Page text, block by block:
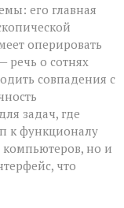
его главная
оперировать
о сотнях
совпадения с
задач, где
к функционалу
но и
что